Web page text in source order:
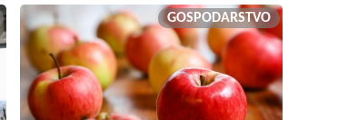
GOSPODARSTVO